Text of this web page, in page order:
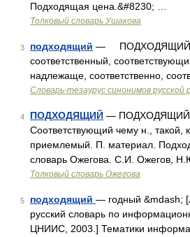
Подходящая цена.&#8230; …
Толковый словарь Ушакова
3 подходящий — ПОДХОДЯЩИЙ,
соответственный,
надлежаще, соответственно,
Словарь-тезаурус синонимов русской
4 ПОДХОДЯЩИЙ — ПОДХОДЯЩИЙ,
Соответствующий чему н., такой,
приемлемый. П. материал.
словарь Ожегова. С.И. Ожегов,
Толковый словарь Ожегова
5 подходящий — годный &mdash;
русский словарь по
ЦНИИС, 2003.] Тематики